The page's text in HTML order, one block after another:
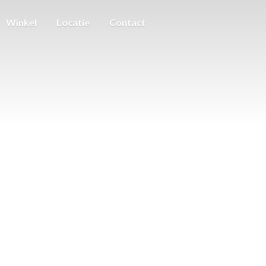
Winkel Locatie Contact